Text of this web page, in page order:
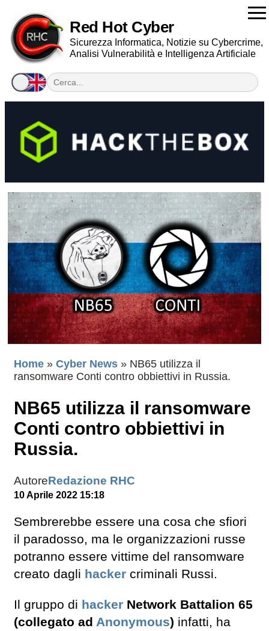
Red Hot Cyber
Sicurezza Informatica, Notizie su Cybercrime,
Analisi Vulnerabilità e Intelligenza Artificiale
Home » Cyber News » NB65 utilizza il
ransomware Conti contro obbiettivi in Russia.
NB65 utilizza il ransomware
Conti contro obbiettivi in
Russia.
AutoreRedazione RHC
10 Aprile 2022 15:18
Sembrerebbe essere una cosa che sfiori
il paradosso, ma le organizzazioni russe
potranno essere vittime del ransomware
creato dagli hacker criminali Russi.
Il gruppo di hacker Network Battalion 65
(collegato ad Anonymous) infatti, ha